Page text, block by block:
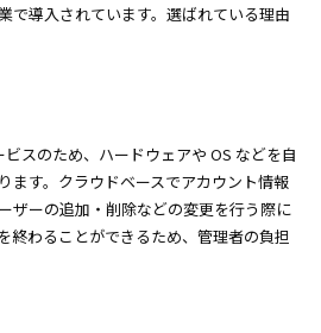
で導入されています。選ばれている理由
スのため、ハードウェアや OS などを自
ます。クラウドベースでアカウント情報
ザーの追加・削除などの変更を行う際に
終わることができるため、管理者の負担